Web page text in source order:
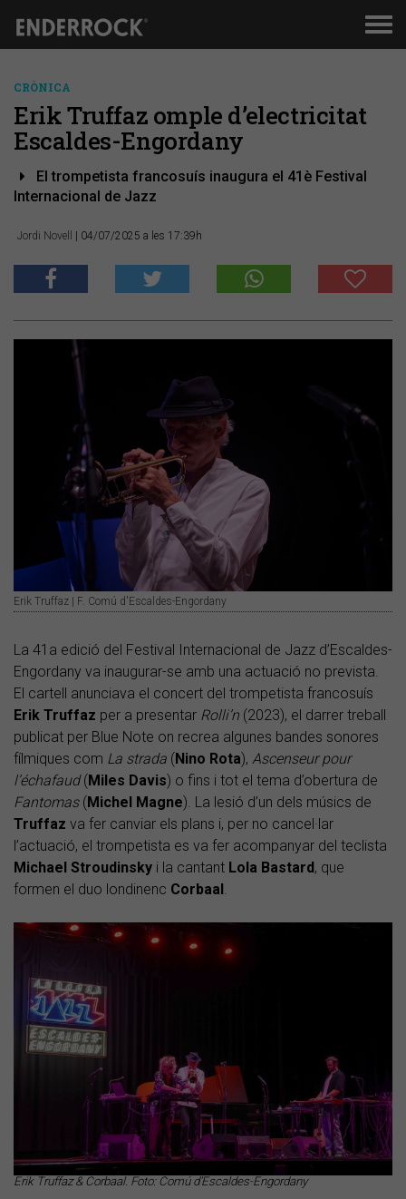
CRÒNICA
Erik Truffaz omple d’electricitat
Escaldes-Engordany
El trompetista francosuís inaugura el 41è Festival
Internacional de Jazz
Jordi Novell | 04/07/2025 a les 17:39h
Erik Truffaz | F. Comú d'Escaldes-Engordany
La 41a edició del Festival Internacional de Jazz d’Escaldes-
Engordany va inaugurar-se amb una actuació no prevista.
El cartell anunciava el concert del trompetista francosuís
Erik Truffaz per a presentar Rolli’n (2023), el darrer treball
publicat per Blue Note on recrea algunes bandes sonores
fílmiques com La strada (Nino Rota), Ascenseur pour
l’échafaud(Miles Davis) o fins i tot el tema d’obertura de
Fantomas(Michel Magne). La lesió d’un dels músics de
Truffaz va fer canviar els plans i, per no cancel·lar
l’actuació, el trompetista es va fer acompanyar del teclista
Michael Stroudinsky i la cantant Lola Bastard, que
formen el duo londinenc Corbaal.
Erik Truffaz & Corbaal. Foto: Comú d’Escaldes-Engordany